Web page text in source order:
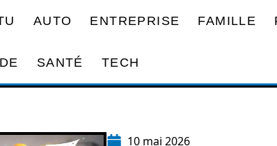
AUTO ENTREPRISE FAMILLE
SANTÉ TECH
10 mai 2026